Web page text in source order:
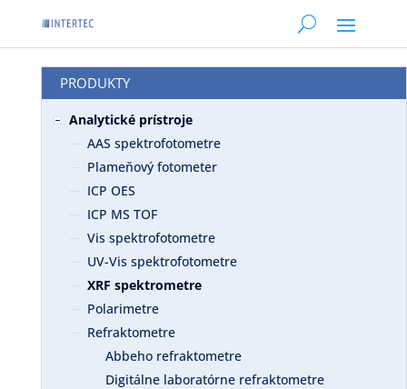
PRODUKTY
Analytické prístroje
AAS spektrofotometre
Plameňový fotometer
ICP OES
ICP MS TOF
Vis spektrofotometre
UV-Vis spektrofotometre
XRF spektrometre
Polarimetre
Refraktometre
Abbeho refraktometre
Digitálne laboratórne refraktometre